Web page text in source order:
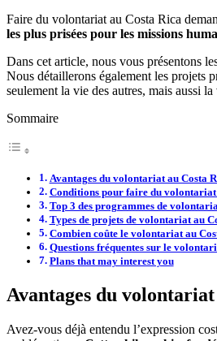
Faire du volontariat au Costa Rica
les plus prisées pour les missions
Dans cet article, nous vous présentons
Nous détaillerons également les projets
seulement la vie des autres, mais aussi la
Sommaire
Avantages du volontariat au Costa
Conditions pour faire du volontariat
Top 3 des programmes de
Types de projets de volontariat au
Combien coûte le volontariat au
Questions fréquentes sur le
Plans that may interest you
Avantages du
Avez-vous déjà entendu l’expression